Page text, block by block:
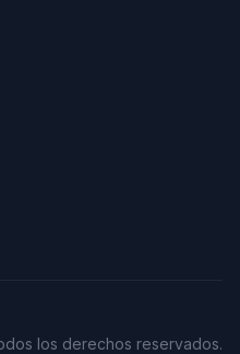
los derechos reservados.